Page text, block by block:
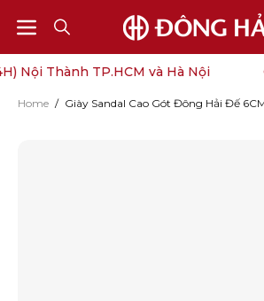
Open
navigation
menu
OPEN
SEARCH
BAR
Nội Thành TP.HCM và Hà Nội
Home / Giày Sandal Cao Gót Đông Hải Đế